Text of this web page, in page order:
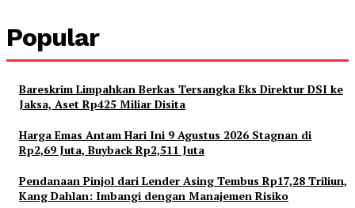
Popular
Bareskrim Limpahkan Berkas Tersangka Eks Direktur DSI ke
Jaksa, Aset Rp425 Miliar Disita
Harga Emas Antam Hari Ini 9 Agustus 2026 Stagnan di
Rp2,69 Juta, Buyback Rp2,511 Juta
Pendanaan Pinjol dari Lender Asing Tembus Rp17,28 Triliun,
Kang Dahlan: Imbangi dengan Manajemen Risiko